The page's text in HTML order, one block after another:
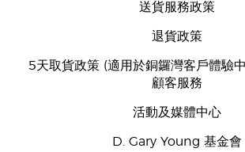
送貨服務政策
退貨政策
5天取貨政策 (適用於銅鑼灣客戶體驗
顧客服務
活動及媒體中心
D. Gary Young 基金會